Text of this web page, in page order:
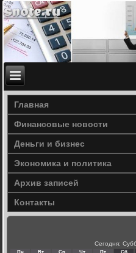
Главная
Финансовые новости
Деньги и бизнес
Экономика и политика
Архив записей
Контакты
Сегодня: